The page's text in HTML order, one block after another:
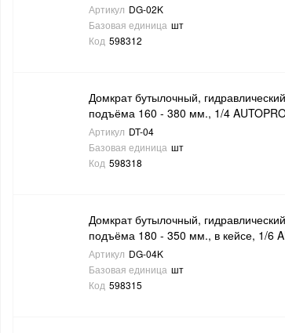
Артикул DG-02K
Базовая единица шт
Код 598312
Домкрат бутылочный,
подъёма 160 - 380 мм., 1/4
Артикул DT-04
Базовая единица шт
Код 598318
Домкрат бутылочный,
подъёма 180 - 350 мм., в кейсе, 1/6
Артикул DG-04K
Базовая единица шт
Код 598315